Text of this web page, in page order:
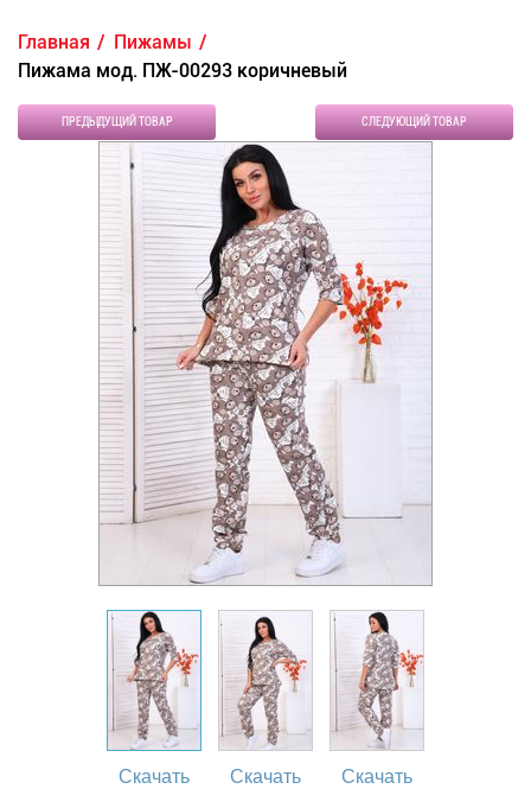
Главная
Пижамы
Пижама мод. ПЖ-00293 коричневый
ПРЕДЫДУЩИЙ ТОВАР СЛЕДУЮЩИЙ ТОВАР
Скачать Скачать Скачать